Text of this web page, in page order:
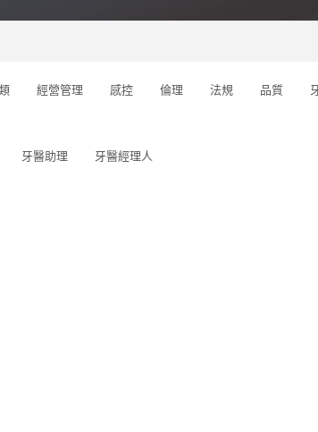
經營管理 感控 倫理 法規 品質
牙醫助理 牙醫經理人